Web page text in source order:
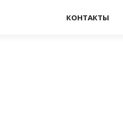
КОНТАКТЫ